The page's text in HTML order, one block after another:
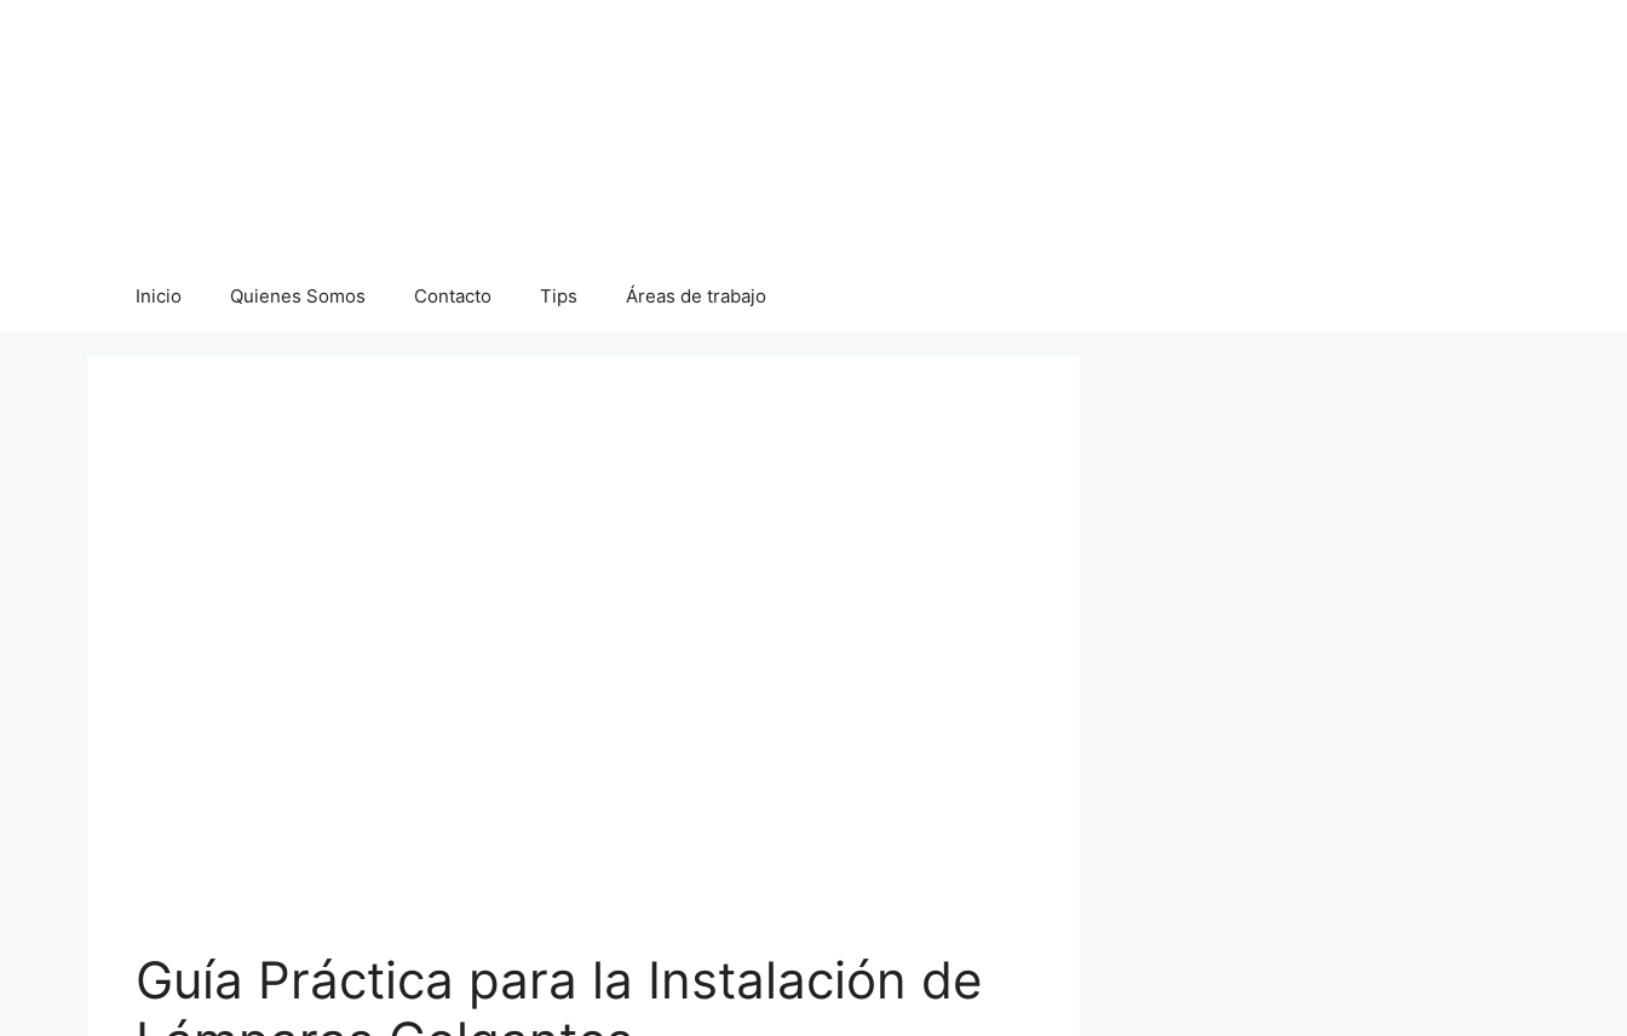
Inicio Quienes Somos Contacto Tips Áreas de trabajo
Guía Práctica para la Instalación de